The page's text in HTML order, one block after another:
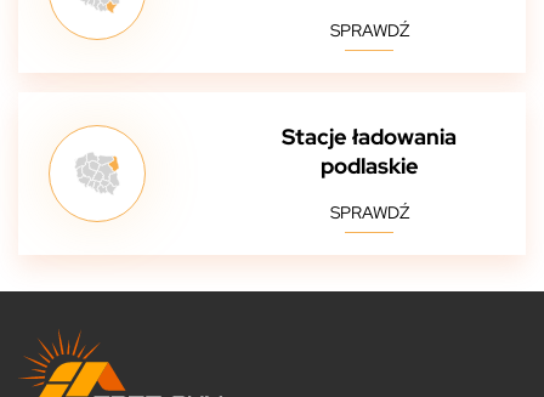
SPRAWDŹ
Stacje ładowania
podlaskie
SPRAWDŹ